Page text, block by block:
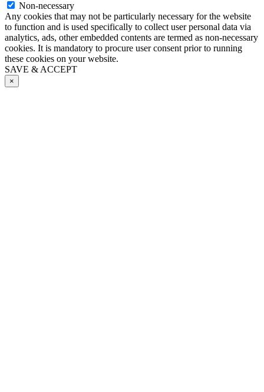
Non-necessary
Any cookies that may not be particularly necessary for the website
to function and is used specifically to collect user personal data via
analytics, ads, other embedded contents are termed as non-necessary
cookies. It is mandatory to procure user consent prior to running
these cookies on your website.
SAVE & ACCEPT
×